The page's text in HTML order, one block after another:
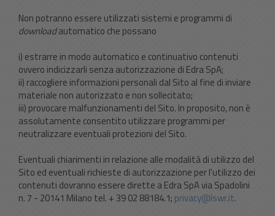
Non potranno essere utilizzati sistemi e programmi di
downloadautomatico che possano
i) estrarre in modo automatico e continuativo contenuti
ovvero indicizzarli senza autorizzazione di Edra SpA;
ii) raccogliere informazioni personali dal Sito al fine di inviare
materiale non autorizzato e non sollecitato;
iii) provocare malfunzionamenti del Sito. In proposito, non è
assolutamente consentito utilizzare programmi per
neutralizzare eventuali protezioni del Sito.
Eventuali chiarimenti in relazione alle modalità di utilizzo del
Sito ed eventuali richieste di autorizzazione per l'utilizzo dei
contenuti dovranno essere dirette a Edra SpA via Spadolini
n. 7 - 20141 Milano tel. + 39 02 88184.1; privacy@lswr.it.